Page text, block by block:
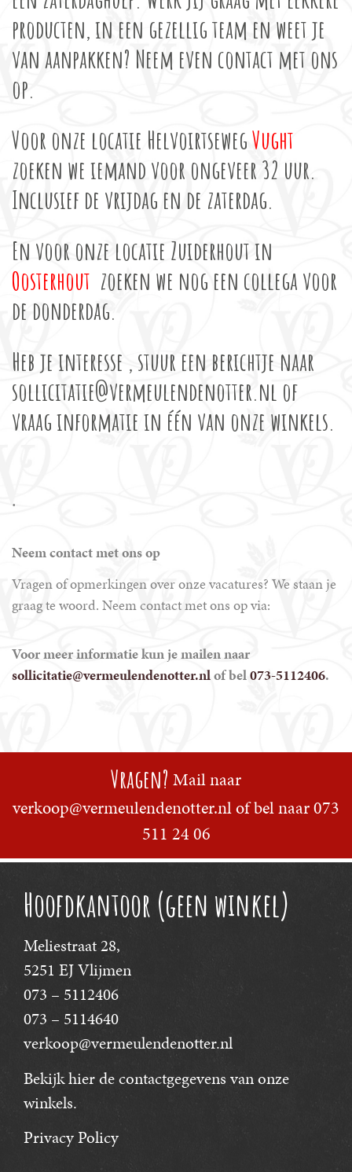
producten, in een gezellig team en weet je
van aanpakken? Neem even contact met ons
op.
Voor onze locatie HelvoirtsewegVught
zoeken we iemand voor ongeveer 32 uur.
Inclusief de vrijdag en de zaterdag.
En voor onze locatie Zuiderhout in
Oosterhout zoeken we nog een collega voor
de donderdag.
Heb je interesse , stuur een berichtje naar
sollicitatie@vermeulendenotter.nl of
vraag informatie in één van onze winkels.
.
Neem contact met ons op
Vragen of opmerkingen over onze vacatures? We staan je
graag te woord. Neem contact met ons op via:
Voor meer informatie kun je mailen naar
sollicitatie@vermeulendenotter.nlof bel073-5112406.
Vragen? Mail naar
verkoop@vermeulendenotter.nlof bel naar073
511 24 06
Hoofdkantoor (geen winkel)
Meliestraat 28,
5251 EJ Vlijmen
073 – 5112406
073 – 5114640
verkoop@vermeulendenotter.nl
Bekijk hierde contactgegevens van onze
winkels.
Privacy Policy